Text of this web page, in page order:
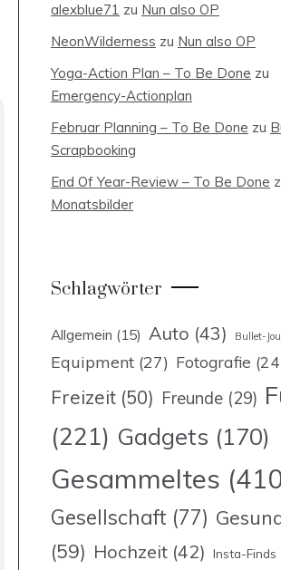
alexblue71 zu Nun also OP
NeonWilderness zu Nun also OP
Yoga-Action Plan – To Be Done zu
Emergency-Actionplan
Februar Planning – To Be Done zu
Scrapbooking
End Of Year-Review – To Be Done
Monatsbilder
Schlagwörter
Allgemein (15) Auto (43) Bullet-
Equipment (27) Fotografie
Freizeit (50) Freunde (29)
(221) Gadgets (170)
Gesammeltes
Gesellschaft (77)
(59) Hochzeit (42) Insta-Finds